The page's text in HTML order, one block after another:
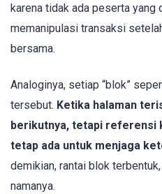
karena tidak ada peserta yang
memanipulasi transaksi
bersama.
Analoginya, setiap “blok”
tersebut. Ketika halaman
berikutnya, tetapi referensi
tetap ada untuk menjaga
demikian, rantai blok
namanya.